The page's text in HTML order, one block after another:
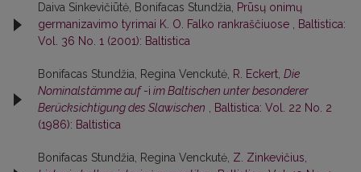
Daiva Sinkevičiūtė, Bonifacas Stundžia, Prūsų onimų
germanizavimo tyrimai K. O. Falko rankraščiuose , Baltistica:
Vol. 36 No. 1 (2001): Baltistica
Bonifacas Stundžia, Regina Venckutė, R. Eckert, Die
Nominalstämme auf-i im Baltischen unter besonderer
Berücksichtigung des Slawischen , Baltistica: Vol. 22 No. 2
(1986): Baltistica
Bonifacas Stundžia, Regina Venckutė, Z. Zinkevičius,